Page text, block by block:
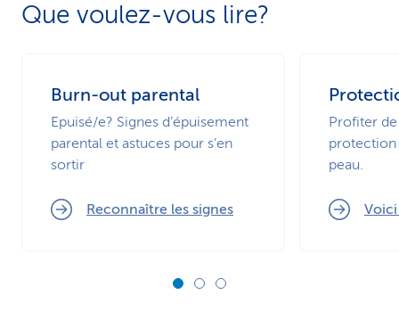
Que voulez-vous lire?
Burn-out parental
Epuisé/e? Signes d’épuisement
parental et astuces pour s’en
sortir
Reconnaître les signes
Profiter de
protection
peau.